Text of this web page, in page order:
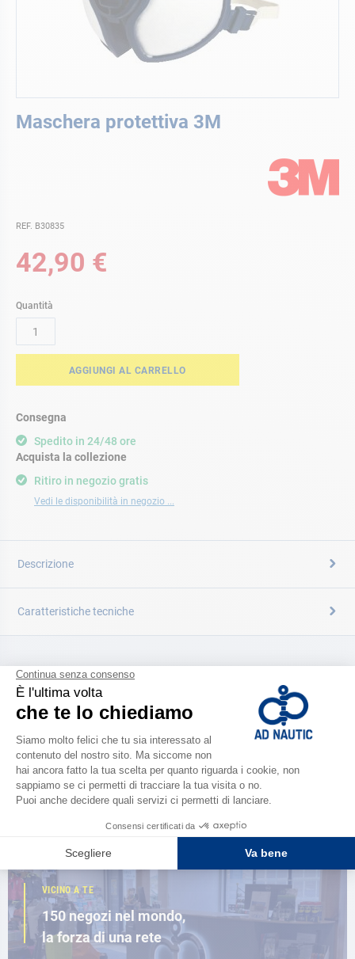
Maschera protettiva 3M
REF. B30835
42,90 €
Quantità
AGGIUNGI AL CARRELLO
Consegna
Spedito in 24/48 ore
Ritiro in negozio gratis
Vedi le disponibilità in negozio ...
Acquista la collezione
all'inizio
Descrizione
Caratteristiche tecniche
CATALOGARE
Scopri la
nuova guida AD 2026
VICINO A TE
150 negozi nel mondo,
la forza di una rete